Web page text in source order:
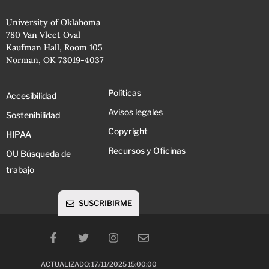
University of Oklahoma
780 Van Vleet Oval
Kaufman Hall, Room 105
Norman, OK 73019-4037
Accesibilidad
Sostenibilidad
HIPAA
OU Búsqueda de
trabajo
Políticas
Avisos legales
Copyright
Recursos y Oficinas
ACTUALIZADO: 17/11/2025 15:00:00
SUSCRIBIRME